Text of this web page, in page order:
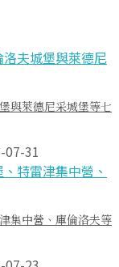
與萊德尼采城堡等七
07-31
集中營、庫倫洛夫等